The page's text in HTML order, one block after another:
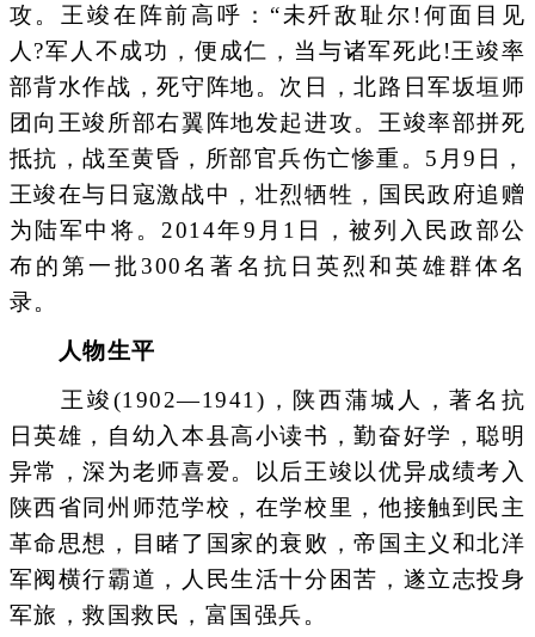
攻。王竣在阵前高呼：“未歼敌耻尔!何面目见
人?军人不成功，便成仁，当与诸军死此!王竣率
部背水作战，死守阵地。次日，北路日军坂垣师
团向王竣所部右翼阵地发起进攻。王竣率部拼死
抵抗，战至黄昏，所部官兵伤亡惨重。5月9日，
王竣在与日寇激战中，壮烈牺牲，国民政府追赠
为陆军中将。2014年9月1日，被列入民政部公
布的第一批300名著名抗日英烈和英雄群体名
录。
人物生平
王竣(1902—1941)，陕西蒲城人，著名抗
日英雄，自幼入本县高小读书，勤奋好学，聪明
异常，深为老师喜爱。以后王竣以优异成绩考入
陕西省同州师范学校，在学校里，他接触到民主
革命思想，目睹了国家的衰败，帝国主义和北洋
军阀横行霸道，人民生活十分困苦，遂立志投身
军旅，救国救民，富国强兵。